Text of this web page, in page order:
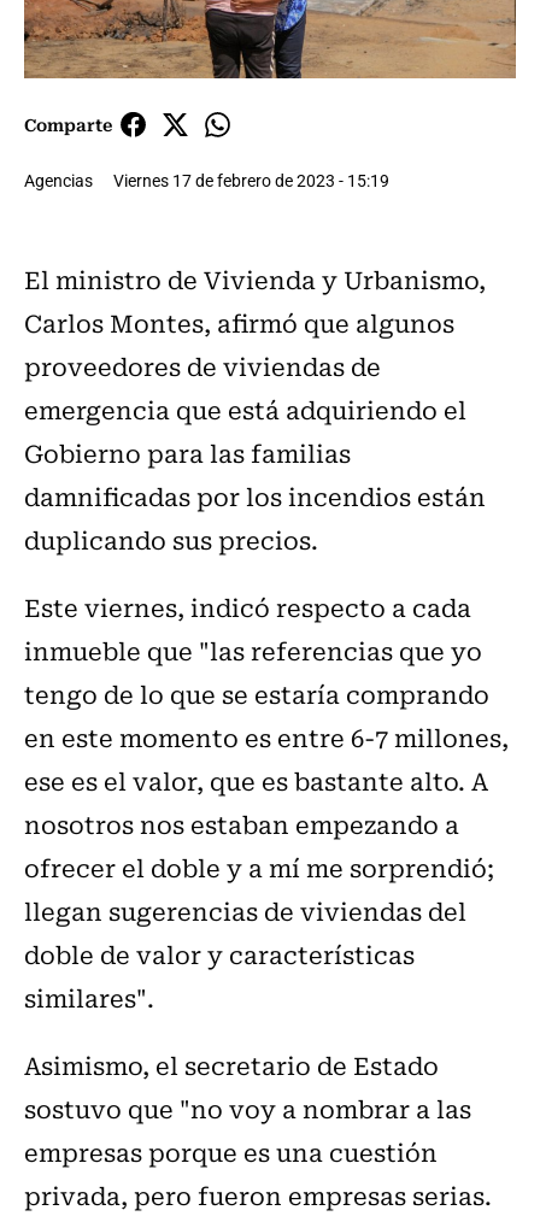
Comparte
Agencias Viernes 17 de febrero de 2023 - 15:19
El ministro de Vivienda y Urbanismo,
Carlos Montes, afirmó que algunos
proveedores de viviendas de
emergencia que está adquiriendo el
Gobierno para las familias
damnificadas por los incendios están
duplicando sus precios.
Este viernes, indicó respecto a cada
inmueble que "las referencias que yo
tengo de lo que se estaría comprando
en este momento es entre 6-7 millones,
ese es el valor, que es bastante alto. A
nosotros nos estaban empezando a
ofrecer el doble y a mí me sorprendió;
llegan sugerencias de viviendas del
doble de valor y características
similares".
Asimismo, el secretario de Estado
sostuvo que "no voy a nombrar a las
empresas porque es una cuestión
privada, pero fueron empresas serias.